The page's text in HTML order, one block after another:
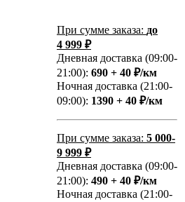
При сумме заказа: до
4 999 ₽
Дневная доставка (09:00-
21:00): 690 + 40 ₽/км
Ночная доставка (21:00-
09:00): 1390 + 40 ₽/км
При сумме заказа: 5 000-
9 999 ₽
Дневная доставка (09:00-
21:00): 490 + 40 ₽/км
Ночная доставка (21:00-